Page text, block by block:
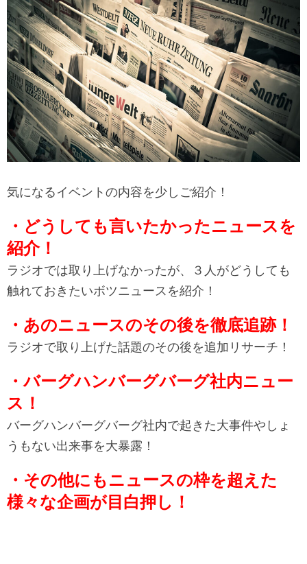
気になるイベントの内容を少しご紹介！
・どうしても言いたかったニュースを
紹介！
ラジオでは取り上げなかったが、３人がどうしても
触れておきたいボツニュースを紹介！
・あのニュースのその後を徹底追跡！
ラジオで取り上げた話題のその後を追加リサーチ！
・バーグハンバーグバーグ社内ニュー
ス！
バーグハンバーグバーグ社内で起きた大事件やしょ
うもない出来事を大暴露！
・その他にもニュースの枠を超えた
様々な企画が目白押し！